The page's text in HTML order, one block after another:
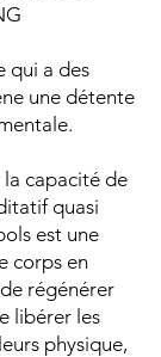
qui a des
une détente
capacité de
quasi
est une
corps en
régénérer
libérer les
physique,